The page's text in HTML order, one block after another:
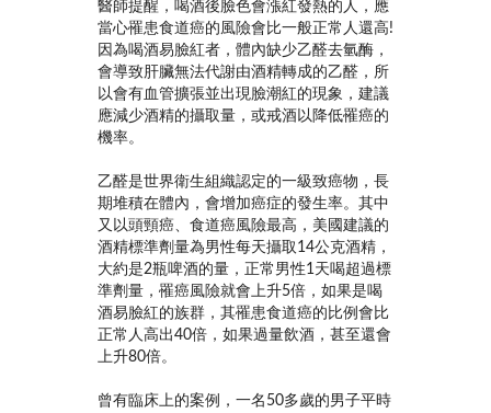
醫師提醒，喝酒後臉色會漲紅發熱的人，應
當心罹患食道癌的風險會比一般正常人還高!
因為喝酒易臉紅者，體內缺少乙醛去氫酶，
會導致肝臟無法代謝由酒精轉成的乙醛，所
以會有血管擴張並出現臉潮紅的現象，建議
應減少酒精的攝取量，或戒酒以降低罹癌的
機率。
乙醛是世界衛生組織認定的一級致癌物，長
期堆積在體內，會增加癌症的發生率。其中
又以頭頸癌、食道癌風險最高，美國建議的
酒精標準劑量為男性每天攝取14公克酒精，
大約是2瓶啤酒的量，正常男性1天喝超過標
準劑量，罹癌風險就會上升5倍，如果是喝
酒易臉紅的族群，其罹患食道癌的比例會比
正常人高出40倍，如果過量飲酒，甚至還會
上升80倍。
曾有臨床上的案例，一名50多歲的男子平時